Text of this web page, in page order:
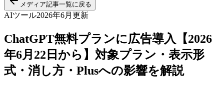
メディア記事一覧に戻る
AIツール2026年6月更新
ChatGPT無料プランに広告導入【2026
年6月22日から】対象プラン・表示形
式・消し方・Plusへの影響を解説